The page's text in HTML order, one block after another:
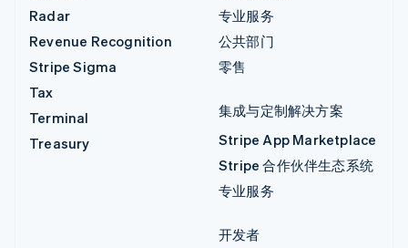
Radar
Revenue Recognition
Stripe Sigma
Tax
Terminal
Treasury
专业服务
公共部门
零售
集成与定制解决方案
Stripe App Marketplace
Stripe 合作伙伴生态系统
专业服务
开发者